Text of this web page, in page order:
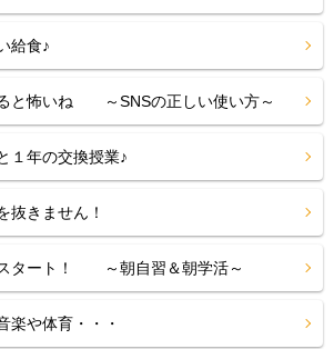
給食♪
と怖いね ～SNSの正しい使い方～
１年の交換授業♪
抜きません！
タート！ ～朝自習＆朝学活～
楽や体育・・・